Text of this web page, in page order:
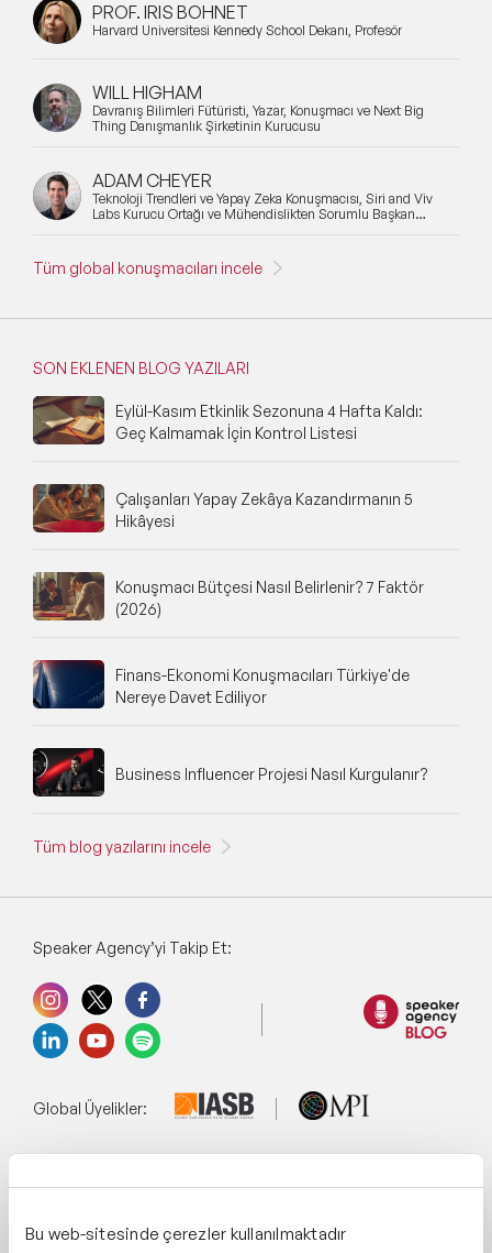
Bu web-sitesinde çerezler kullanılmaktadır
PROF. IRIS BOHNET
Harvard Üniversitesi Kennedy School Dekanı, Profesör
WILL HIGHAM
Davranış Bilimleri Fütüristi, Yazar, Konuşmacı ve Next Big
Thing Danışmanlık Şirketinin Kurucusu
ADAM CHEYER
Teknoloji Trendleri ve Yapay Zeka Konuşmacısı, Siri and Viv
Labs Kurucu Ortağı ve Mühendislikten Sorumlu Başkan
Tüm global konuşmacıları incele
SON EKLENEN BLOG YAZILARI
Eylül-Kasım Etkinlik Sezonuna 4 Hafta Kaldı:
Geç Kalmamak İçin Kontrol Listesi
Çalışanları Yapay Zekâya Kazandırmanın 5
Hikâyesi
Konuşmacı Bütçesi Nasıl Belirlenir? 7 Faktör
(2026)
Finans-Ekonomi Konuşmacıları Türkiye'de
Nereye Davet Ediliyor
Business Influencer Projesi Nasıl Kurgulanır?
Tüm blog yazılarını incele
Speaker Agency’yi Takip Et:
Global Üyelikler: